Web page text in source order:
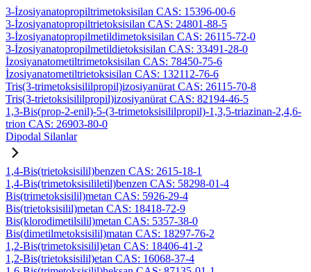
3-İzosiyanatopropiltrimetoksisilan CAS: 15396-00-6
3-İzosiyanatopropiltrietoksisilan CAS: 24801-88-5
3-İzosiyanatopropilmetildimetoksisilan CAS: 26115-72-0
3-İzosiyanatopropilmetildietoksisilan CAS: 33491-28-0
İzosiyanatometiltrimetoksisilan CAS: 78450-75-6
İzosiyanatometiltrietoksisilan CAS: 132112-76-6
Tris(3-trimetoksisililpropil)izosiyanürat CAS: 26115-70-8
Tris(3-trietoksisililpropil)izosiyanürat CAS: 82194-46-5
1,3-Bis(prop-2-enil)-5-(3-trimetoksisililpropil)-1,3,5-triazinan-2,4,6-
trion CAS: 26903-80-0
Dipodal Silanlar
1,4-Bis(trietoksisilil)benzen CAS: 2615-18-1
1,4-Bis(trimetoksisililetil)benzen CAS: 58298-01-4
Bis(trimetoksisilil)metan CAS: 5926-29-4
Bis(trietoksisilil)metan CAS: 18418-72-9
Bis(klorodimetilsilil)metan CAS: 5357-38-0
Bis(dimetilmetoksisilil)matan CAS: 18297-76-2
1,2-Bis(trimetoksisilil)etan CAS: 18406-41-2
1,2-Bis(trietoksisilil)etan CAS: 16068-37-4